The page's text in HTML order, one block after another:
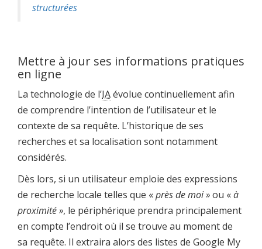
structurées
Mettre à jour ses informations pratiques
en ligne
La technologie de l’IAévolue continuellement afin
de comprendre l’intention de l’utilisateur et le
contexte de sa requête. L’historique de ses
recherches et sa localisation sont notamment
considérés.
Dès lors, si un utilisateur emploie des expressions
de recherche locale telles que «près de moi »ou «à
proximité », le périphérique prendra principalement
en compte l’endroit où il se trouve au moment de
sa requête. Il extraira alors des listes de Google My